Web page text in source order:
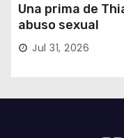
Una prima de
abuso sexual
Jul 31, 2026